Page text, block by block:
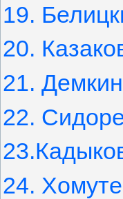
19.
20.
21.
22.
24.